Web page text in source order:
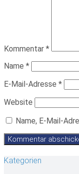
Kommentar *
Name *
E-Mail-Adresse *
Website
Name, E-Mail-
Kategorien